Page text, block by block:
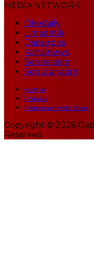
MEDIA NETWORK
Okedaily
Limadetik
Dapurpos
Kanalnews
Setarajatim
Seputarjatim
Kontak
Redaksi
Pedoman Media Siber
Copyright © 2026
Reserved